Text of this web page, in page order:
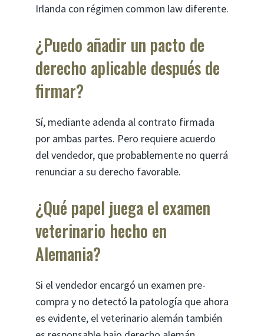
Irlanda con régimen common law diferente.
¿Puedo añadir un pacto de
derecho aplicable después de
firmar?
Sí, mediante adenda al contrato firmada
por ambas partes. Pero requiere acuerdo
del vendedor, que probablemente no querrá
renunciar a su derecho favorable.
¿Qué papel juega el examen
veterinario hecho en
Alemania?
Si el vendedor encargó un examen pre-
compra y no detectó la patología que ahora
es evidente, el veterinario alemán también